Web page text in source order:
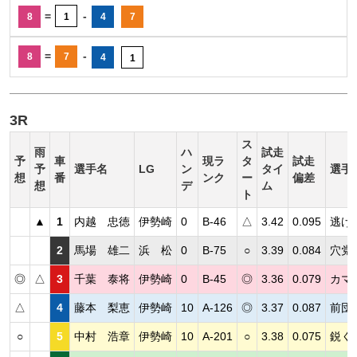
8 = 1 - 4 7
8 = 7 - 4 1
3R
予
想
雨
予
想
車
番
選手名 LG
ハ
ン
デ
現ラ
ンク
ス
タ
ー
ト
試走
タイ
ム
試走
偏差
選手
▲ 1 内越 忠徳 伊勢崎 0 B-46 △ 3.42 0.095 逃げ
2 馬場 雄二 浜 松 0 B-75 ○ 3.39 0.084 穴党
◎ △ 3 千葉 泰将 伊勢崎 0 B-45 ◎ 3.36 0.079 カマ
△ 4 藤本 梨恵 伊勢崎 10 A-126 ◎ 3.37 0.087 前団
○ 5 中村 浩章 伊勢崎 10 A-201 ○ 3.38 0.075 鋭く